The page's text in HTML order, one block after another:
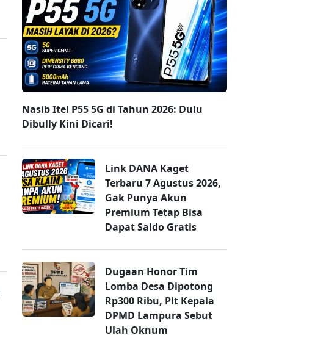
Nasib Itel P55 5G di Tahun 2026: Dulu
Dibully Kini Dicari!
Link DANA Kaget
Terbaru 7 Agustus 2026,
Gak Punya Akun
Premium Tetap Bisa
Dapat Saldo Gratis
Dugaan Honor Tim
Lomba Desa Dipotong
Rp300 Ribu, Plt Kepala
DPMD Lampura Sebut
Ulah Oknum